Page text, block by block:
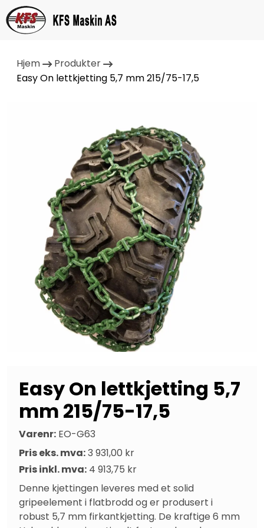
Hjem
Produkter
Easy On lettkjetting 5,7 mm 215/75-17,5
Easy On lettkjetting 5,7
mm 215/75-17,5
Varenr: EO-G63
Pris eks. mva:3 931,00 kr
Pris inkl. mva: 4 913,75 kr
Denne kjettingen leveres med et solid
gripeelement i flatbrodd og er produsert i
robust 5,7 mm firkantkjetting. De kraftige 6 mm